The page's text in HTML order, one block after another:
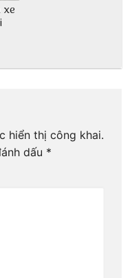
xe
hiển thị công khai.
dấu *